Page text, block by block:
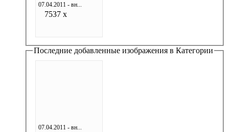
07.04.2011 - вн...
7537 x
Последние добавленные изображения в Категории
07.04.2011 - вн...